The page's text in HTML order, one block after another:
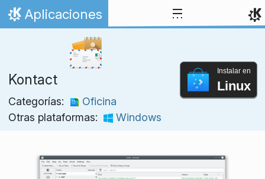
Ir al contenido
Inicio
Aplicaciones
Kontact
Categorías:
Oficina
Otras plataformas:
Windows
Instalar en
Linux